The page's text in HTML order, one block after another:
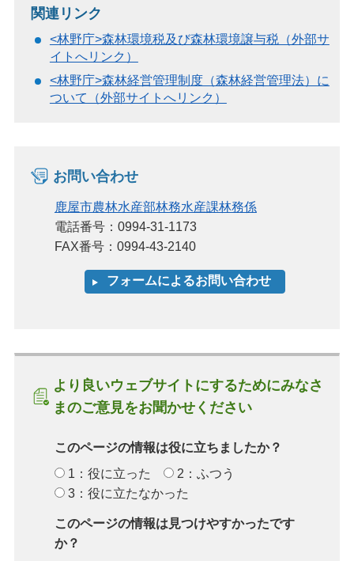
関連リンク
<林野庁>森林環境税及び森林環境譲与税（外部サ
イトへリンク）
<林野庁>森林経営管理制度（森林経営管理法）に
ついて（外部サイトへリンク）
お問い合わせ
鹿屋市農林水産部林務水産課林務係
電話番号：0994-31-1173
FAX番号：0994-43-2140
より良いウェブサイトにするためにみなさ
まのご意見をお聞かせください
このページの情報は役に立ちましたか？
1：役に立った
2：ふつう
3：役に立たなかった
このページの情報は見つけやすかったです
か？